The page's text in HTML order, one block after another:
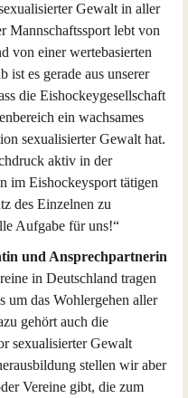
Gewalt in aller
Mannschaftssport lebt von
von einer wertebasierten
ist es gerade aus unserer
die Eishockeygesellschaft
ein wachsames
sexualisierter Gewalt hat.
aktiv in der
im Eishockeysport tätigen
des Einzelnen zu
Aufgabe für uns!“
und Ansprechpartnerin
in Deutschland tragen
um das Wohlergehen aller
gehört auch die
sexualisierter Gewalt
stellen wir aber
Vereine gibt, die zum